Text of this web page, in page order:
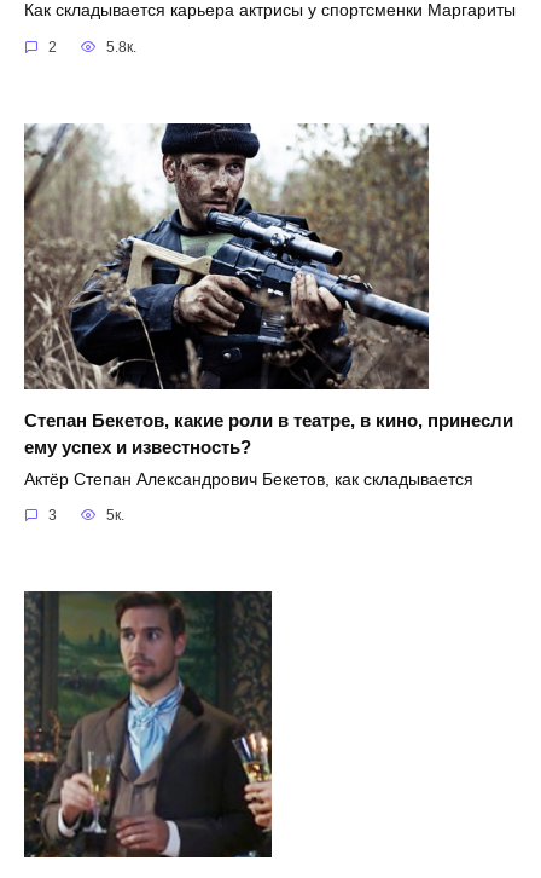
Как складывается карьера актрисы у спортсменки Маргариты
2 5.8к.
Степан Бекетов, какие роли в театре, в кино, принесли
ему успех и известность?
Актёр Степан Александрович Бекетов, как складывается
3 5к.